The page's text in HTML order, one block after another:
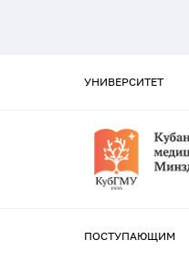
УНИВЕРСИТЕТ
ПОСТУПАЮЩИМ